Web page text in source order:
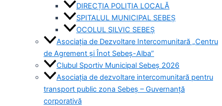
DIRECȚIA POLIȚIA LOCALĂ
SPITALUL MUNICIPAL SEBEȘ
OCOLUL SILVIC SEBEȘ
Asociația de Dezvoltare Intercomunitară „Centru
de Agrement și Înot Sebeș-Alba”
Clubul Sportiv Municipal Sebeș 2026
Asociația de dezvoltare intercomunitară pentru
transport public zona Sebeș – Guvernanță
corporativă